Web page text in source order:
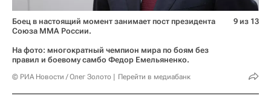
Боец в настоящий момент занимает пост президента
Союза ММА России.
На фото: многократный чемпион мира по боям без
правил и боевому самбо Федор Емельяненко.
© РИА Новости / Олег Золото Перейти в медиабанк
9 из 13